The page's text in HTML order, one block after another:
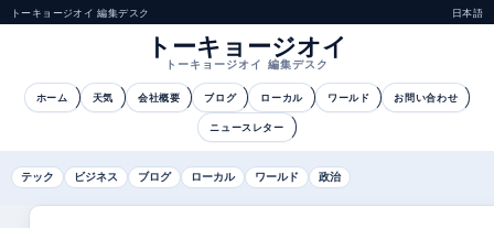
トーキョージオイ 編集デスク 日本語
トーキョージオイ
トーキョージオイ 編集デスク
ホーム 天気 会社概要 ブログ ローカル ワールド お問い合わせ
ニュースレター
テック ビジネス ブログ ローカル ワールド 政治